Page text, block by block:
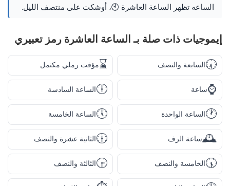
الساعه تظهر الساعة العاشرة 🕙، أوشكت على منتصف الليل.
إيموجيات ذات صلة بـ الساعة العاشرة رمز تعبيري
🕢السابعة والنصف ⌛مؤقت رملي مكتمل
⌚ساعة 🕕الساعة السادسة
🕐الساعة الواحدة 🕔الساعة الخامسة
🕰️ساعة الرف 🕧الثانية عشرة والنصف
🕠الخامسة والنصف 🕞الثالثة والنصف